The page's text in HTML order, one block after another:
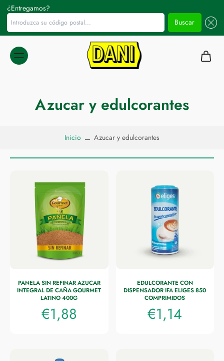
¿Entregamos?
Introduzca su código postal...
Buscar
al
Azucar y edulcorantes
Inicio Azucar y edulcorantes
PANELA SIN REFINAR AZUCAR
INTEGRAL DE CAÑA GOURMET
LATINO 400G
€1,88
EDULCORANTE CON
DISPENSADOR IFA ELIGES 850
COMPRIMIDOS
€1,14